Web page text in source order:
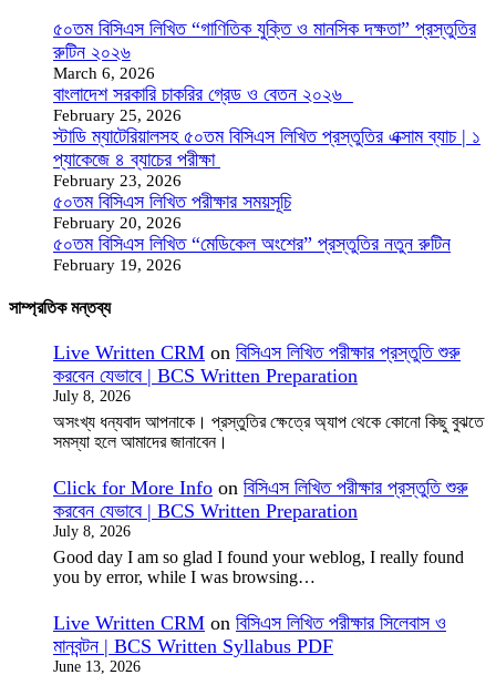
৫০তম বিসিএস লিখিত “গাণিতিক যুক্তি ও মানসিক দক্ষতা” প্রস্তুতির
রুটিন ২০২৬
March 6, 2026
বাংলাদেশ সরকারি চাকরির গ্রেড ও বেতন ২০২৬
February 25, 2026
স্টাডি ম্যাটেরিয়ালসহ ৫০তম বিসিএস লিখিত প্রস্তুতির এক্সাম ব্যাচ | ১
প্যাকেজে ৪ ব্যাচের পরীক্ষা
February 23, 2026
৫০তম বিসিএস লিখিত পরীক্ষার সময়সূচি
February 20, 2026
৫০তম বিসিএস লিখিত “মেডিকেল অংশের” প্রস্তুতির নতুন রুটিন
February 19, 2026
সাম্প্রতিক মন্তব্য
Live Written CRM on বিসিএস লিখিত পরীক্ষার প্রস্তুতি শুরু
করবেন যেভাবে | BCS Written Preparation
July 8, 2026
অসংখ্য ধন্যবাদ আপনাকে। প্রস্তুতির ক্ষেত্রে অ্যাপ থেকে কোনো কিছু বুঝতে
সমস্যা হলে আমাদের জানাবেন।
Click for More Info on বিসিএস লিখিত পরীক্ষার প্রস্তুতি শুরু
করবেন যেভাবে | BCS Written Preparation
July 8, 2026
Good day I am so glad I found your weblog, I really found
you by error, while I was browsing…
Live Written CRM on বিসিএস লিখিত পরীক্ষার সিলেবাস ও
মানবন্টন | BCS Written Syllabus PDF
June 13, 2026